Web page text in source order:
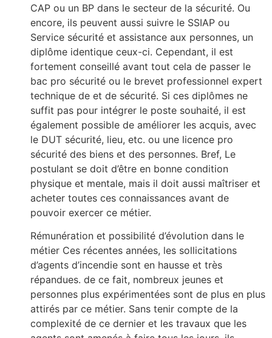
CAP ou un BP dans le secteur de la sécurité. Ou
encore, ils peuvent aussi suivre le SSIAP ou
Service sécurité et assistance aux personnes, un
diplôme identique ceux-ci. Cependant, il est
fortement conseillé avant tout cela de passer le
bac pro sécurité ou le brevet professionnel expert
technique de et de sécurité. Si ces diplômes ne
suffit pas pour intégrer le poste souhaité, il est
également possible de améliorer les acquis, avec
le DUT sécurité, lieu, etc. ou une licence pro
sécurité des biens et des personnes. Bref, Le
postulant se doit d’être en bonne condition
physique et mentale, mais il doit aussi maîtriser et
acheter toutes ces connaissances avant de
pouvoir exercer ce métier.
Rémunération et possibilité d’évolution dans le
métier Ces récentes années, les sollicitations
d’agents d’incendie sont en hausse et très
répandues. de ce fait, nombreux jeunes et
personnes plus expérimentées sont de plus en plus
attirés par ce métier. Sans tenir compte de la
complexité de ce dernier et les travaux que les